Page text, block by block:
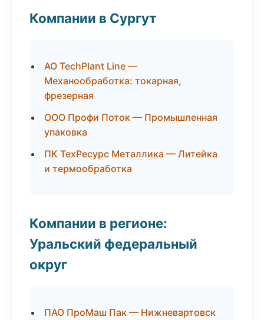
Компании в Сургут
АО TechPlant Line —
Механообработка: токарная,
фрезерная
ООО Профи Поток — Промышленная
упаковка
ПК ТехРесурс Металлика — Литейка
и термообработка
Компании в регионе:
Уральский федеральный
округ
ПАО ПроМаш Пак — Нижневартовск